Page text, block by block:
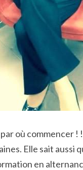
où commencer
Elle sait
en